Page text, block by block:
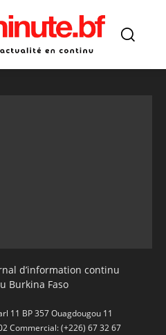
d’information continu
Burkina Faso
11 BP 357 Ouagdougou 11
Commercial: (+226) 67 32 67